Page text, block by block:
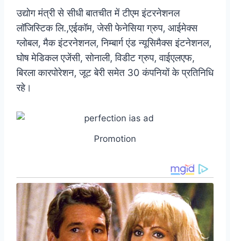
उद्योग मंत्री से सीधी बातचीत में टीएम इंटरनेशनल
लॉजिस्टिक लि.,एईकॉम, जेसी फेनेसिया ग्रुप, आईमेक्स
ग्लोबल, मैक इंटरनेशनल, निम्बार्ग एंड न्यूसिमैक्स इंटनेशनल,
घोष मेडिकल एजेंसी, सोनाली, विडीट ग्रुप, वाईएलएफ,
बिरला कारपोरेशन, जूट बेरी समेत 30 कंपनियों के प्रतिनिधि
रहे।
Promotion